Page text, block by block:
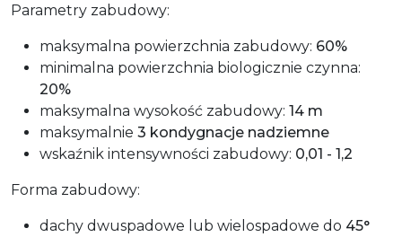
Parametry zabudowy:
maksymalna powierzchnia zabudowy: 60%
minimalna powierzchnia biologicznie czynna:
20%
maksymalna wysokość zabudowy: 14 m
maksymalnie 3 kondygnacje nadziemne
wskaźnik intensywności zabudowy: 0,01 - 1,2
Forma zabudowy:
dachy dwuspadowe lub wielospadowe do 45°